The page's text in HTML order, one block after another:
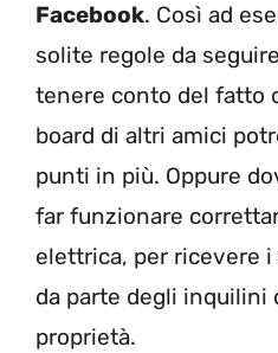
Facebook. Così ad
solite regole da
tenere conto del fatto
board di altri amici
punti in più. Oppure
far funzionare
elettrica, per ricevere
da parte degli inquilini
proprietà.